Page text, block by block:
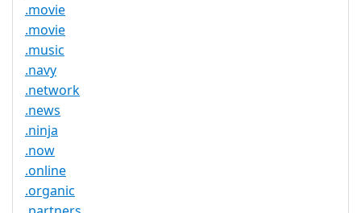
.movie
.movie
.music
.navy
.network
.news
.ninja
.now
.online
.organic